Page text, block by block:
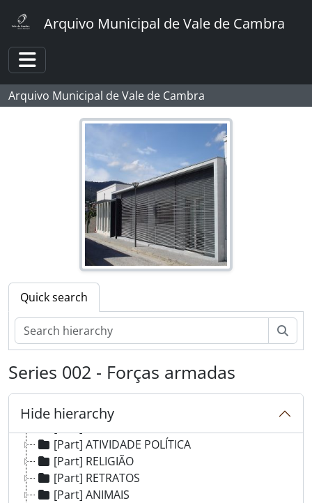
Arquivo Municipal de Vale de Cambra
Toggle navigation
Arquivo Municipal de Vale de Cambra
Quick search
Series 002 - Forças armadas
Hide hierarchy
[Part] CÂMARA MUNICIPAL
[Part] ASSEMBLEIA MUNICIPAL
[Part] JUNTAS DE FREGUESIA
[Part] MOVIMENTO CULTURAL
[Part] AGRICULTURA
[Part] COMÉRCIO
[Part] ENSINO
[Part] ATIVIDADE POLÍTICA
[Part] RELIGIÃO
[Part] RETRATOS
[Part] ANIMAIS